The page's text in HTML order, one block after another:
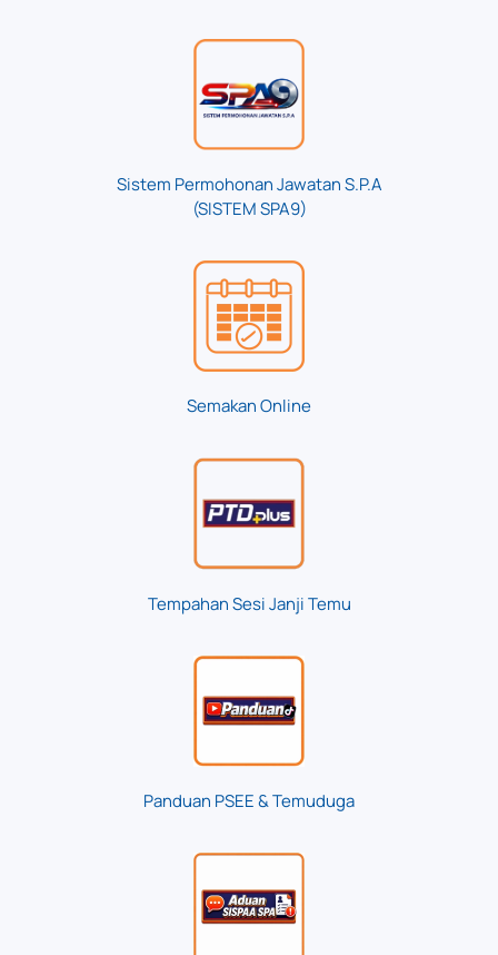
Sistem Permohonan Jawatan S.P.A
(SISTEM SPA9)
Semakan Online
Tempahan Sesi Janji Temu
Panduan PSEE & Temuduga